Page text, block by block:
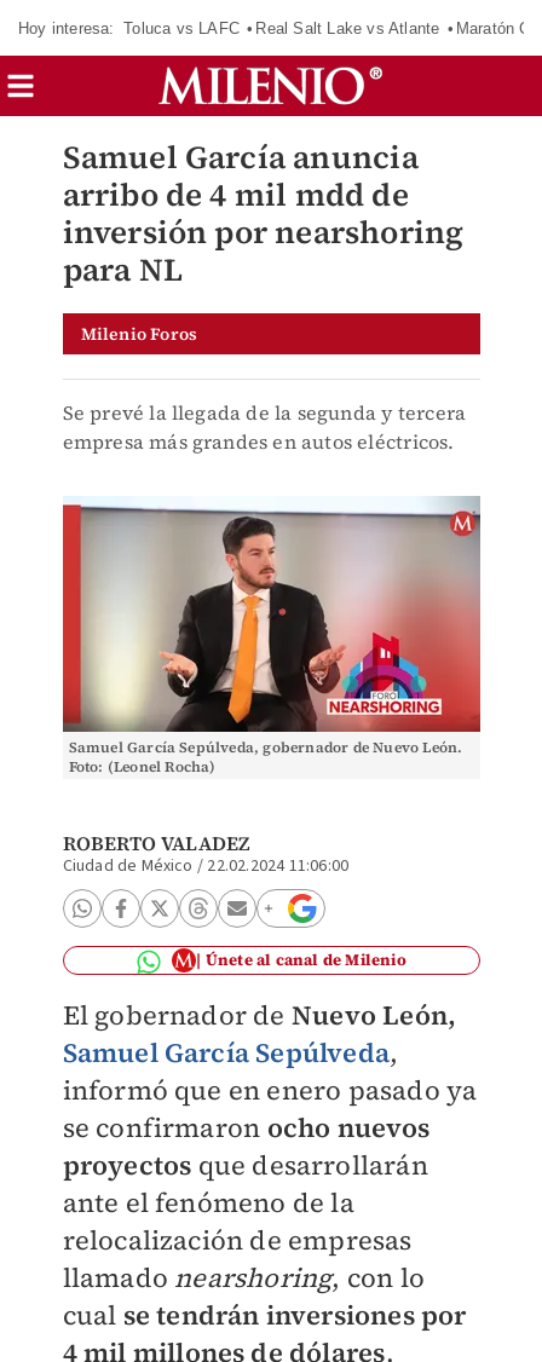
Hoy interesa: Toluca vs LAFC Real Salt Lake vs Atlante Maratón
Samuel García anuncia
arribo de 4 mil mdd de
inversión por nearshoring
para NL
Milenio Foros
Se prevé la llegada de la segunda y tercera
empresa más grandes en autos eléctricos.
Samuel García Sepúlveda, gobernador de Nuevo León.
Foto: (Leonel Rocha)
ROBERTO VALADEZ
Ciudad de México / 22.02.2024 11:06:00
Únete al canal de Milenio
El gobernador de Nuevo León,
Samuel García Sepúlveda,
informó que en enero pasado ya
se confirmaron ocho nuevos
proyectos que desarrollarán
ante el fenómeno de la
relocalización de empresas
llamado nearshoring, con lo
cual se tendrán inversiones por
4 mil millones de dólares.